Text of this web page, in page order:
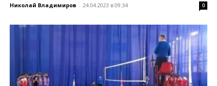
Николай Владимиров - 24.04.2023 в 09:34 0